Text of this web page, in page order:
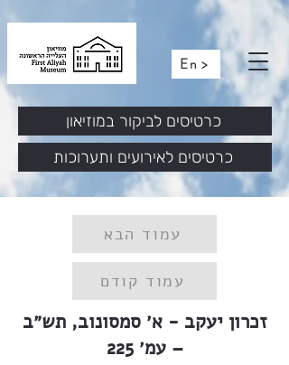
En >
כרטיסים לאירועים ותערוכות
כרטיסים לביקור במוזיאון
עמוד הבא
עמוד קודם
זכרון יעקב - א׳ סמסונוב, תש״ב
– עמ׳ 225